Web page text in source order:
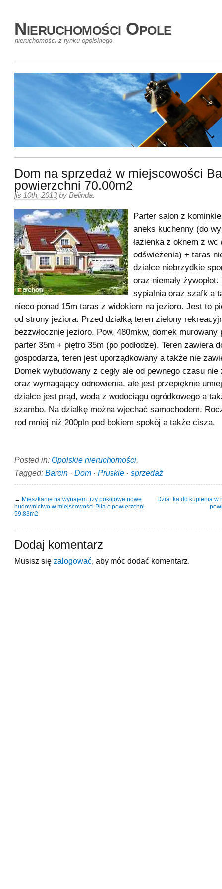
Nieruchomości Opole
nieruchomości z rynku opolskiego
Dom na sprzedaż w miejscowości
powierzchni 70.00m2
lis 10th, 2013 by Belinda.
Parter salon z
aneks kuchenny (do
łazienka z oknem z wc
odświeżenia) + taras
działce niebrzydkie
oraz niemały
sypialnia oraz szafk a
nieco ponad 15m taras z widokiem na jezioro. Jest to
od strony jeziora. Przed działką teren zielony
bezzwłocznie jezioro. Pow, 480mkw, domek murowany
parter 35m + piętro 35m (po podłodze). Teren zawiera
gospodarza, teren jest uporządkowany a także nie
Domek wybudowany z cegły ale od pewnego czasu nie
oraz wymagający odnowienia, ale jest przepięknie
działce jest prąd, woda z wodociągu ogródkowego a
szambo. Na działkę można wjechać samochodem.
rod mniej niż 200pln pod bokiem spokój a także cisza.
Posted in: Opolskie nieruchomości.
Tagged: Barcin · Dom · Pruskie · sprzedaż
← Mieszkanie na wynajem trzy pokojowe nowe
budownictwo w miejscowości Piła o powierzchni
59.83m2
DziaLka do kupienia w
Dodaj komentarz
Musisz się zalogować , aby móc dodać komentarz.